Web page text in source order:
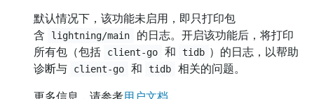
默认情况下，该功能未启用，即只打印包
含
lightning/main
的日志。开启该功能后，将打印
所有包（包括
client-go 和 tidb ）的日志，以帮助
诊断与
client-go 和 tidb 相关的问题。